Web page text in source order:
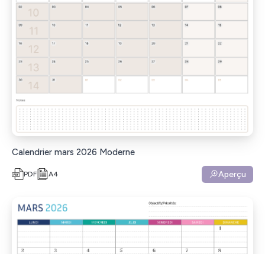
Calendrier mars 2026 Moderne
PDF A4 Aperçu